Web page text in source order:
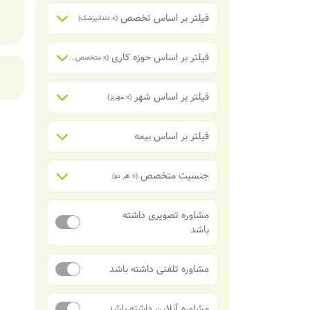
فیلتر بر اساس تخصص (x دندانپزشک)
فیلتر بر اساس حوزه کاری (x متخصص جراحی دهان، فک و صورت
فیلتر بر اساس شهر (x مهریز)
فیلتر بر اساس بیمه
جنسیت متخصص (x هر دو)
مشاوره تصویری داشته
باشد
مشاوره تلفنی داشته باشد